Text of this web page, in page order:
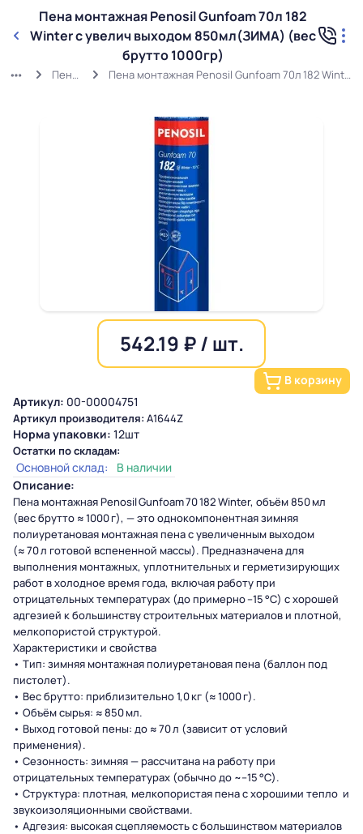
Пена монтажная Penosil Gunfoam 70л 182
Winter с увелич выходом 850мл(ЗИМА) (вес
брутто 1000гр)
Пена зимняя Пена монтажная Penosil Gunfoam 70л 182 Winter с увелич выходом 850мл(ЗИМА) (вес брутто 1000гр)
542.19 ₽ / шт.
В корзину
Артикул: 00-00004751
Артикул производителя: А1644Z
Норма упаковки: 12шт
Остатки по складам:
Основной склад:
В наличии
Описание:
Пена монтажная Penosil Gunfoam 70 182 Winter, объём 850 мл
(вес брутто ≈ 1000 г), — это однокомпонентная зимняя
полиуретановая монтажная пена с увеличенным выходом
(≈ 70 л готовой вспененной массы). Предназначена для
выполнения монтажных, уплотнительных и герметизирующих
работ в холодное время года, включая работу при
отрицательных температурах (до примерно –15 °C) с хорошей
адгезией к большинству строительных материалов и плотной,
мелкопористой структурой.
Характеристики и свойства
• Тип: зимняя монтажная полиуретановая пена (баллон под
пистолет).
• Вес брутто: приблизительно 1,0 кг (≈ 1000 г).
• Объём сырья: ≈ 850 мл.
• Выход готовой пены: до ≈ 70 л (зависит от условий
применения).
• Сезонность: зимняя — рассчитана на работу при
отрицательных температурах (обычно до ~–15 °C).
• Структура: плотная, мелкопористая пена с хорошими тепло и
звукоизоляционными свойствами.
• Адгезия: высокая сцепляемость с большинством материалов